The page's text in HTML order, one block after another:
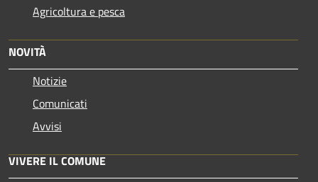
Agricoltura e pesca
NOVITÀ
Notizie
Comunicati
Avvisi
VIVERE IL COMUNE